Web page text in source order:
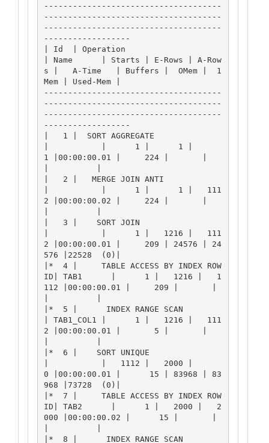
-------------------------------------
-------------------------------------
-------------------------------------
------------------
| Id  | Operation
| Name      | Starts | E-Rows | A-Row
s |   A-Time   | Buffers |  OMem |  1
Mem | Used-Mem |
-------------------------------------
-------------------------------------
-------------------------------------
------------------
|   1 |  SORT AGGREGATE
|           |      1 |      1 |
1 |00:00:00.01 |     224 |       |
|   2 |   MERGE JOIN ANTI
|           |      1 |      1 |   111
2 |00:00:00.02 |     224 |       |
|   3 |    SORT JOIN
|           |      1 |   1216 |   111
2 |00:00:00.01 |     209 | 24576 | 24
576 |22528  (0)|
|*  4 |     TABLE ACCESS BY INDEX ROW
ID| TAB1      |      1 |   1216 |   1
112 |00:00:00.01 |     209 |       |
|*  5 |      INDEX RANGE SCAN
| TAB1_COL1 |      1 |   1216 |   111
2 |00:00:00.01 |       5 |       |
|*  6 |    SORT UNIQUE
|           |   1112 |   2000 |
0 |00:00:00.01 |      15 | 83968 | 83
968 |73728  (0)|
|*  7 |     TABLE ACCESS BY INDEX ROW
ID| TAB2      |      1 |   2000 |   2
000 |00:00:00.02 |      15 |       |
|*  8 |      INDEX RANGE SCAN